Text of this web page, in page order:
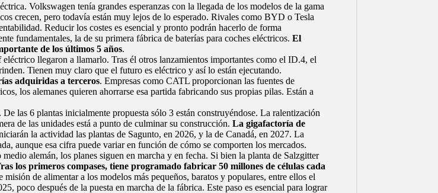
Volkswagen tenía grandes esperanzas con la llegada de los modelos de la gama
crecen, pero todavía están muy lejos de lo esperado. Rivales como BYD o Tesla
Reducir los costes es esencial y pronto podrán hacerlo de forma
fundamentales, la de su primera fábrica de baterías para coches eléctricos. El
de los últimos 5 años.
llegaron a llamarlo. Tras él otros lanzamientos importantes como el ID.4, el
Tienen muy claro que el futuro es eléctrico y así lo están ejecutando.
adquiridas a terceros. Empresas como CATL proporcionan las fuentes de
los alemanes quieren ahorrarse esa partida fabricando sus propias pilas. Están a
las 6 plantas inicialmente propuesta sólo 3 están construyéndose. La ralentización
de las unidades está a punto de culminar su construcción. La gigafactoría de
la actividad las plantas de Sagunto, en 2026, y la de Canadá, en 2027. La
aunque esa cifra puede variar en función de cómo se comporten los mercados.
medio alemán, los planes siguen en marcha y en fecha. Si bien la planta de Salzgitter
los primeros compases, tiene programado fabricar 50 millones de células cada
de alimentar a los modelos más pequeños, baratos y populares, entre ellos el
poco después de la puesta en marcha de la fábrica. Este paso es esencial para lograr